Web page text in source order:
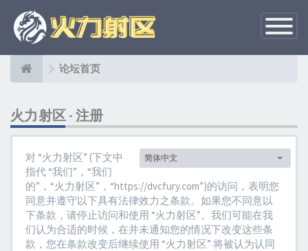
切
换
导
论坛首页
火力射区 - 注册
语
设
定：
简体中文
对 “火力射区” (下文中
指代 “我们”，“我们
的”，“火力射区”，“https://dvcfury.com”)的访问，表明您
同意并遵守以下具有法律效力之条款。如果您不同意以
下条款，请停止访问和使用 “火力射区”。我们可能在我
们认为合适的时候，在并未通知您的情况下改变这些条
款，您在条款改变后继续使用 “火力射区” 将被认为认同